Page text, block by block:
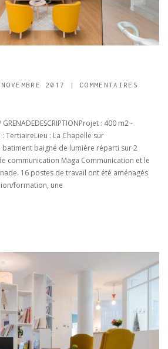
2017 | COMMENTAIRES
: 400 m2 -
TertiaireLieu : La Chapelle sur
batiment baigné de lumière réparti sur 2
communication Maga Communication et le
16 postes de travail ont été aménagés
formation, une